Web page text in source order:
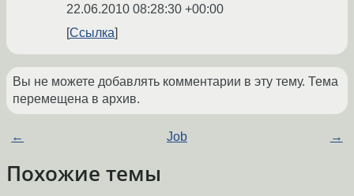
22.06.2010 08:28:30 +00:00
Ссылка
Вы не можете добавлять комментарии в эту тему. Тема
перемещена в архив.
← Job →
Похожие темы